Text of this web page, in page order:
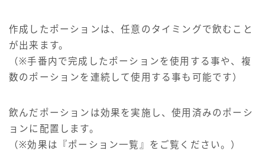
作成したポーションは、任意のタイミングで飲むこと
が出来ます。
（※手番内で完成したポーションを使用する事や、複
数のポーションを連続して使用する事も可能です）
飲んだポーションは効果を実施し、使用済みのポーシ
ョンに配置します。
（※効果は『ポーション一覧』をご覧ください。）